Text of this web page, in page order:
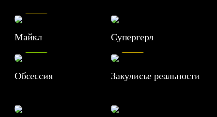
Майкл Супергерл
Обсессия
7.1
Закулисье реальности